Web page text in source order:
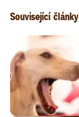
Související články